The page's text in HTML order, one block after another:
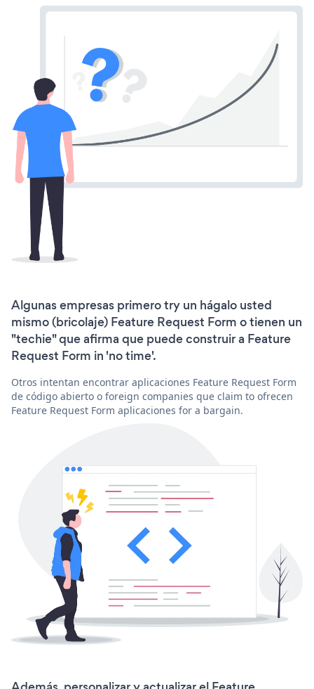
Algunas empresas primero try un hágalo usted
mismo (bricolaje) Feature Request Form o tienen un
"techie" que afirma que puede construir a Feature
Request Form in 'no time'.
Otros intentan encontrar aplicaciones Feature Request Form
de código abierto o foreign companies que claim to ofrecen
Feature Request Form aplicaciones for a bargain.